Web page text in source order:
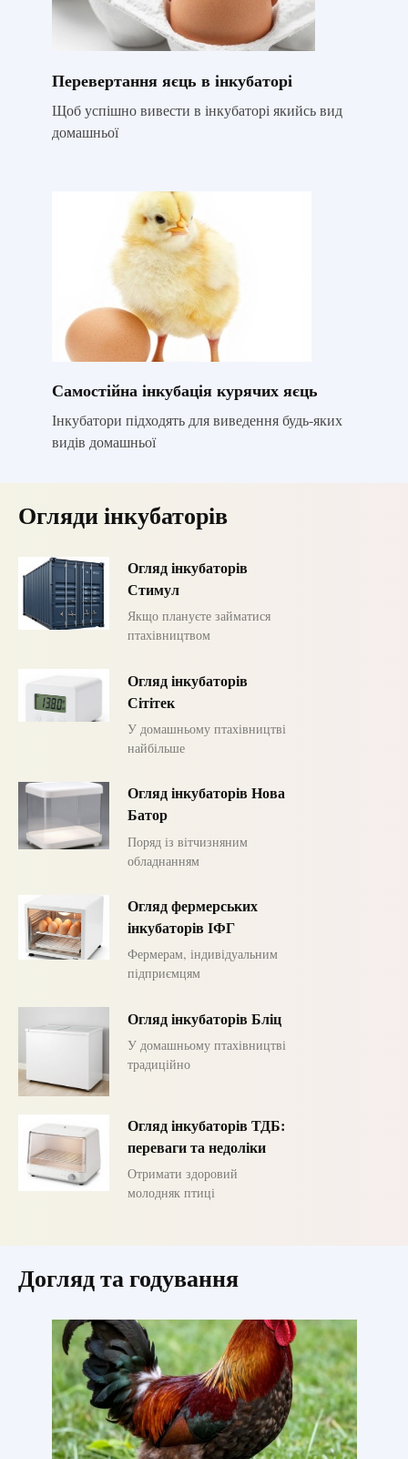
Перевертання яєць в інкубаторі
Щоб успішно вивести в інкубаторі якийсь вид
домашньої
Самостійна інкубація курячих яєць
Інкубатори підходять для виведення будь-яких
видів домашньої
Огляди інкубаторів
Огляд інкубаторів
Стимул
Якщо плануєте займатися
птахівництвом
Огляд інкубаторів
Сітітек
У домашньому птахівництві
найбільше
Огляд інкубаторів Нова
Батор
Поряд із вітчизняним
обладнанням
Огляд фермерських
інкубаторів ІФГ
Фермерам, індивідуальним
підприємцям
Огляд інкубаторів Бліц
У домашньому птахівництві
традиційно
Огляд інкубаторів ТДБ:
переваги та недоліки
Отримати здоровий
молодняк птиці
Догляд та годування